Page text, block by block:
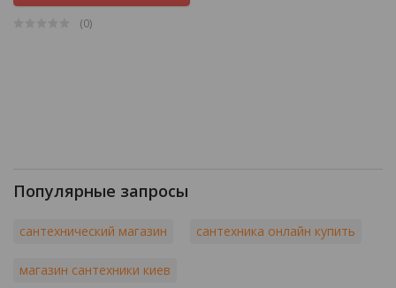
(0)
Популярные запросы
сантехнический магазин сантехника онлайн купить
магазин сантехники киев